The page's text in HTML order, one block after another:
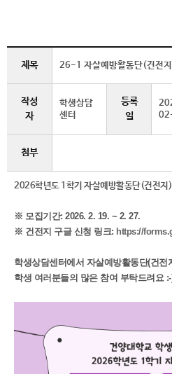
제목 26-1 자살예방활동단(건전지
작성
자
학생상담
센터
등록
일
첨부
​2026학년도 1학기 자살예방활동단(건전지)
​※ 모집기간: 2026. 2. 19. ~ 2. 27.
※ 건전지 구글 신청 링크: https://
학생상담센터에서 자살예방활동단(건전
학생 여러분들의 많은 참여 부탁드려요 :-